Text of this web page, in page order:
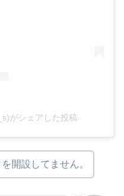
がシェアした投稿
開設してません。